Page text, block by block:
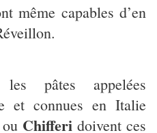
même capables d’en
pâtes appelées
et connues en Italie
ou Chifferi doivent ces